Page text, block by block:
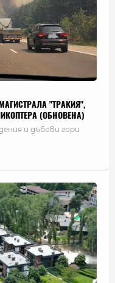
"ТРАКИЯ",
(ОБНОВЕНА)
и дъбови гори